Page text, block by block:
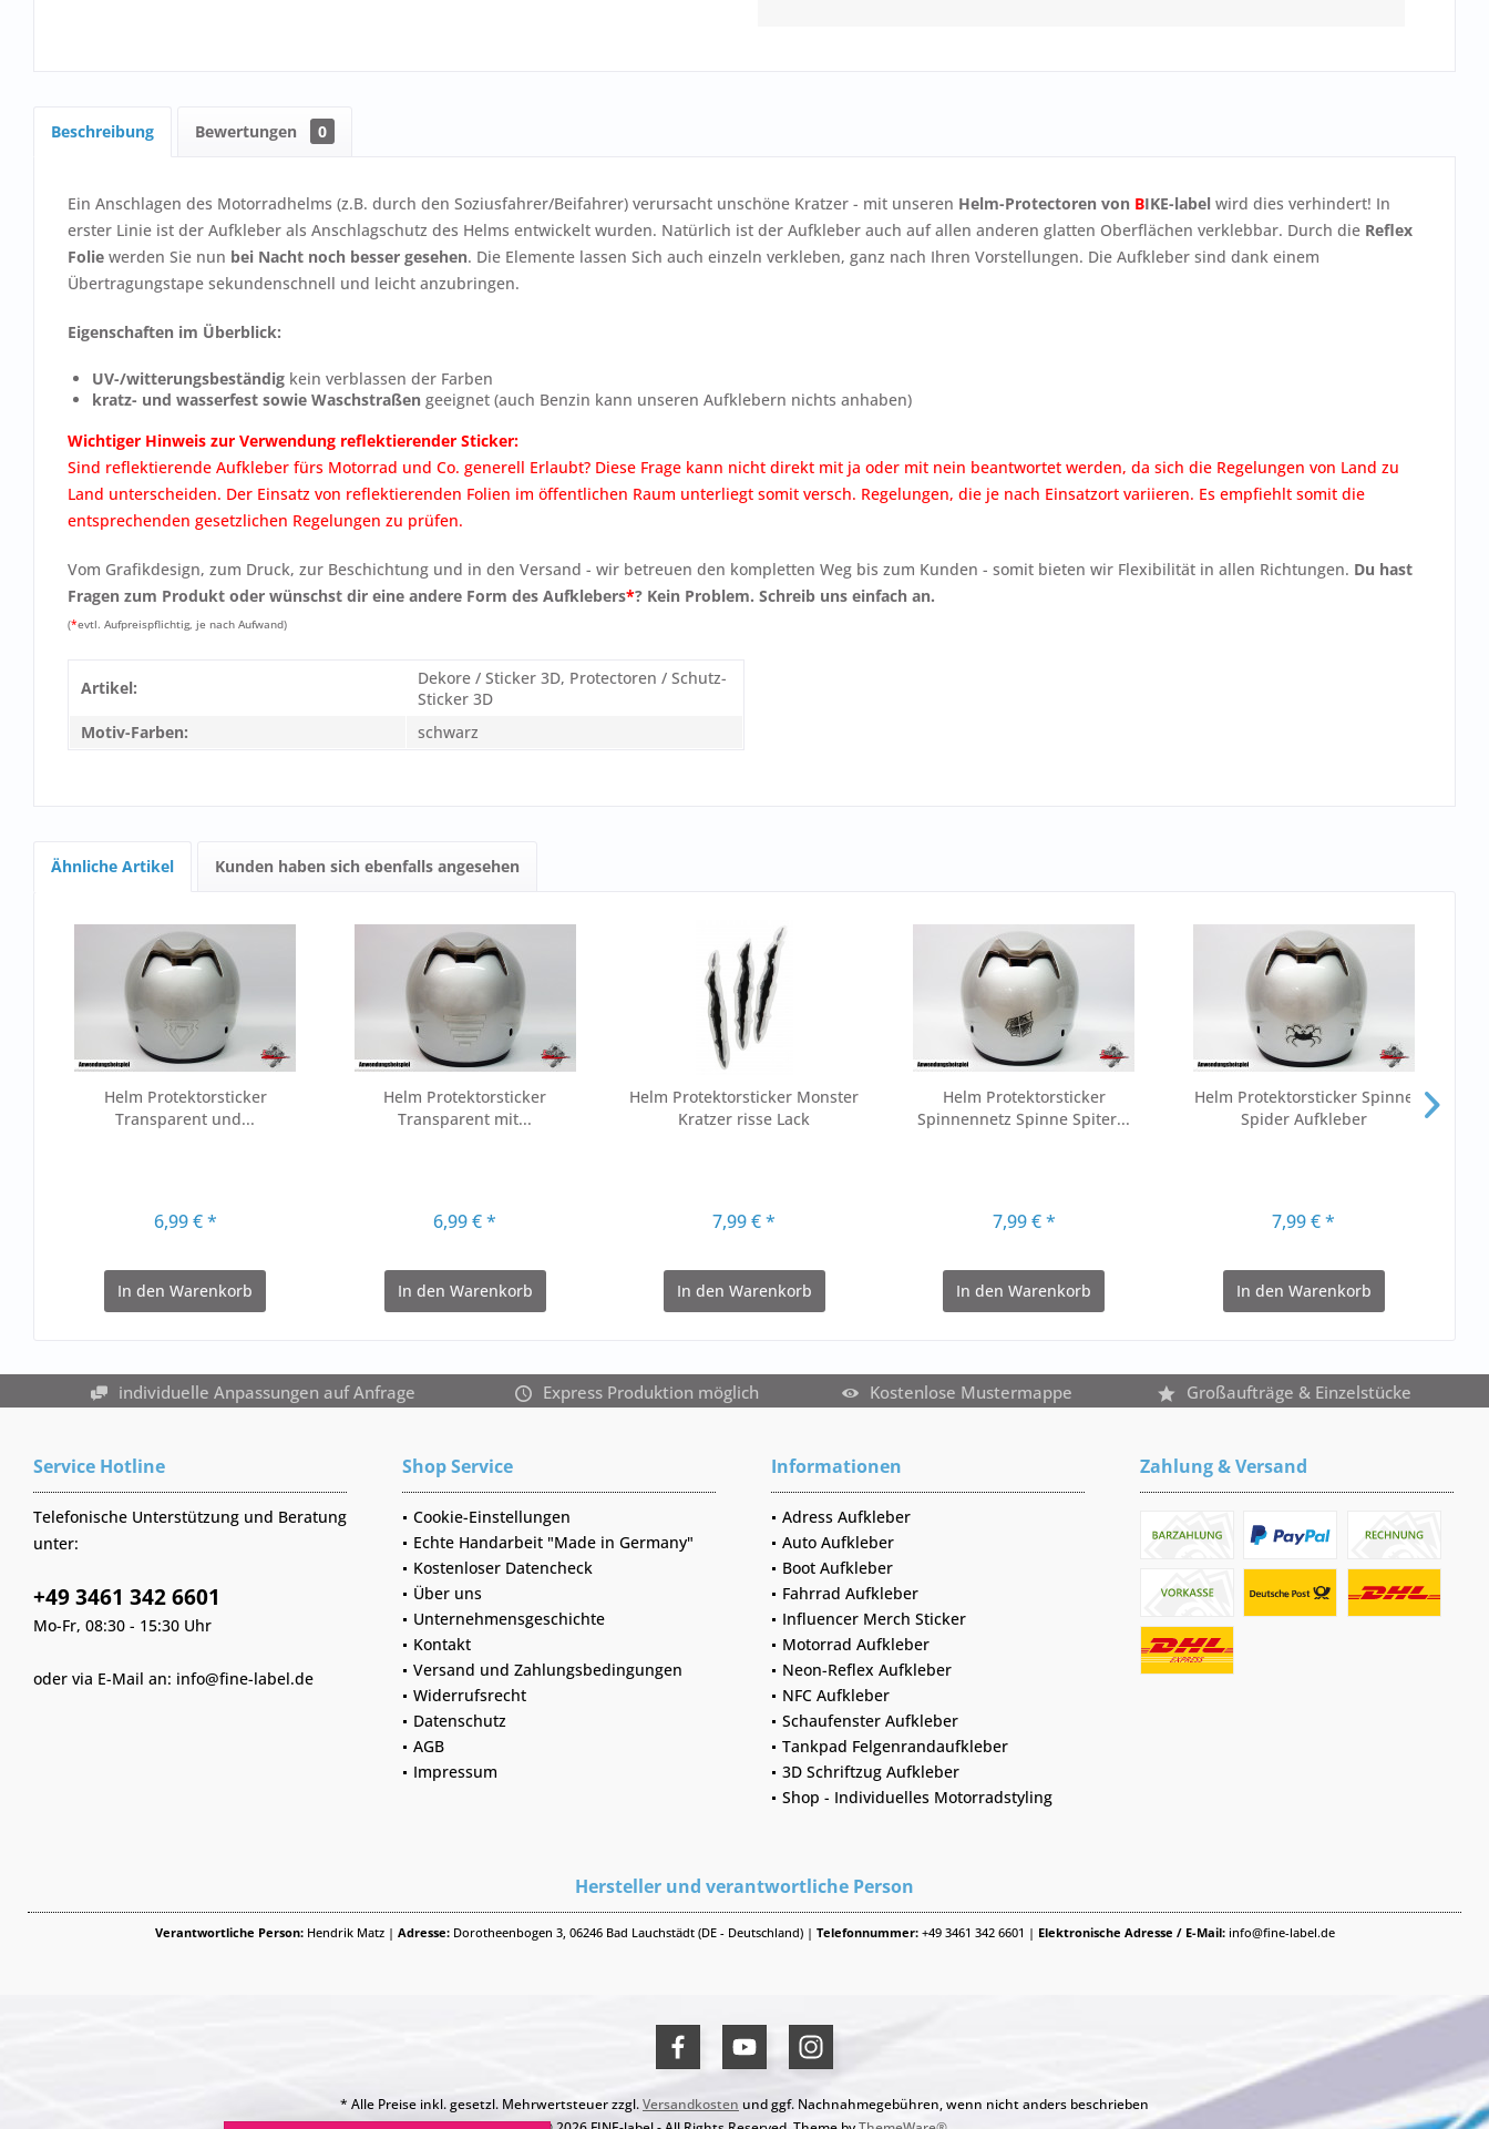
Beschreibung Bewertungen 0
Ein Anschlagen des Motorradhelms (z.B. durch den Soziusfahrer/Beifahrer) verursacht unschöne Kratzer - mit unseren Helm-Protectoren von BIKE-label wird dies verhindert! In
erster Linie ist der Aufkleber als Anschlagschutz des Helms entwickelt wurden. Natürlich ist der Aufkleber auch auf allen anderen glatten Oberflächen verklebbar. Durch die Reflex
Folie werden Sie nun bei Nacht noch besser gesehen. Die Elemente lassen Sich auch einzeln verkleben, ganz nach Ihren Vorstellungen. Die Aufkleber sind dank einem
Übertragungstape sekundenschnell und leicht anzubringen.
Eigenschaften im Überblick:
UV-/witterungsbeständig kein verblassen der Farben
kratz- und wasserfest sowie Waschstraßen geeignet (auch Benzin kann unseren Aufklebern nichts anhaben)
Wichtiger Hinweis zur Verwendung reflektierender Sticker:
Sind reflektierende Aufkleber fürs Motorrad und Co. generell Erlaubt? Diese Frage kann nicht direkt mit ja oder mit nein beantwortet werden, da sich die Regelungen von Land zu
Land unterscheiden. Der Einsatz von reflektierenden Folien im öffentlichen Raum unterliegt somit versch. Regelungen, die je nach Einsatzort variieren. Es empfiehlt somit die
entsprechenden gesetzlichen Regelungen zu prüfen.
Vom Grafikdesign, zum Druck, zur Beschichtung und in den Versand - wir betreuen den kompletten Weg bis zum Kunden - somit bieten wir Flexibilität in allen Richtungen. Du hast
Fragen zum Produkt oder wünschst dir eine andere Form des Aufklebers*? Kein Problem. Schreib uns einfach an.
(*evtl. Aufpreispflichtig, je nach Aufwand)
Artikel:
Dekore / Sticker 3D, Protectoren / Schutz-
Sticker 3D
Motiv-Farben:
schwarz
Ähnliche Artikel Kunden haben sich ebenfalls angesehen
Helm Protektorsticker
Transparent und...
6,99 € *
In den Warenkorb
Helm Protektorsticker
Transparent mit...
6,99 € *
In den Warenkorb
Helm Protektorsticker Monster
Kratzer risse Lack
7,99 € *
In den Warenkorb
Helm Protektorsticker
Spinnennetz Spinne Spiter...
7,99 € *
In den Warenkorb
Helm Protektorsticker Spinne
Spider Aufkleber
7,99 € *
In den Warenkorb
individuelle Anpassungen auf Anfrage Express Produktion möglich Kostenlose Mustermappe Großaufträge & Einzelstücke
Service Hotline
Telefonische Unterstützung und Beratung
unter:
+49 3461 342 6601
Mo-Fr, 08:30 - 15:30 Uhr
oder via E-Mail an: info@fine-label.de
Shop Service
Cookie-Einstellungen
Echte Handarbeit "Made in Germany"
Kostenloser Datencheck
Über uns
Unternehmensgeschichte
Kontakt
Versand und Zahlungsbedingungen
Widerrufsrecht
Datenschutz
AGB
Impressum
Informationen
Adress Aufkleber
Auto Aufkleber
Boot Aufkleber
Fahrrad Aufkleber
Influencer Merch Sticker
Motorrad Aufkleber
Neon-Reflex Aufkleber
NFC Aufkleber
Schaufenster Aufkleber
Tankpad Felgenrandaufkleber
3D Schriftzug Aufkleber
Shop - Individuelles Motorradstyling
Zahlung & Versand
Hersteller und verantwortliche Person
Verantwortliche Person:Hendrik Matz | Adresse:Dorotheenbogen 3, 06246 Bad Lauchstädt (DE - Deutschland) | Telefonnummer:+49 3461 342 6601 | Elektronische Adresse / E-Mail:info@fine-label.de
* Alle Preise inkl. gesetzl. Mehrwertsteuer zzgl.Versandkosten und ggf. Nachnahmegebühren, wenn nicht anders beschrieben